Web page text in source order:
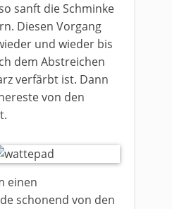
sanft die Schminke
Diesen Vorgang
und wieder bis
dem Abstreichen
verfärbt ist. Dann
von den
einen
schonend von den